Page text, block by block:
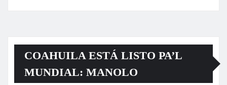
COAHUILA ESTÁ LISTO PA’L
MUNDIAL: MANOLO